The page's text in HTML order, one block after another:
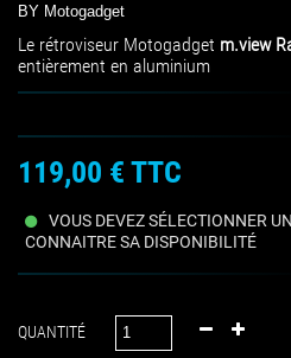
BY Motogadget
Le rétroviseur Motogadget m.view
entièrement en aluminium
119,00 € TTC
VOUS DEVEZ SÉLECTIONNER
CONNAITRE SA DISPONIBILITÉ
QUANTITÉ